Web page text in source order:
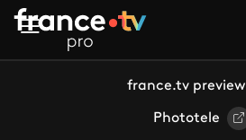
Aller au contenu principal
france.tv preview
Phototele